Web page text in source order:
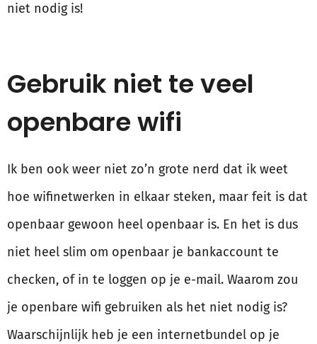
niet nodig is!
Gebruik niet te veel
openbare wifi
Ik ben ook weer niet zo’n grote nerd dat ik weet
hoe wifinetwerken in elkaar steken, maar feit is dat
openbaar gewoon heel openbaar is. En het is dus
niet heel slim om openbaar je bankaccount te
checken, of in te loggen op je e-mail. Waarom zou
je openbare wifi gebruiken als het niet nodig is?
Waarschijnlijk heb je een internetbundel op je